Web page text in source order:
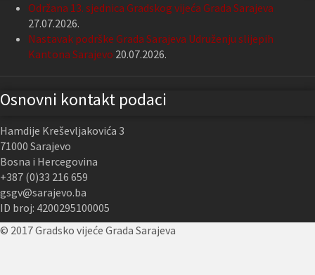
Održana 13. sjednica Gradskog vijeća Grada Sarajeva
27.07.2026.
Nastavak podrške Grada Sarajeva Udruženju slijepih
Kantona Sarajevo 20.07.2026.
Osnovni kontakt podaci
Hamdije Kreševljakovića 3
71000 Sarajevo
Bosna i Hercegovina
+387 (0)33 216 659
gsgv@sarajevo.ba
ID broj: 4200295100005
© 2017 Gradsko vijeće Grada Sarajeva